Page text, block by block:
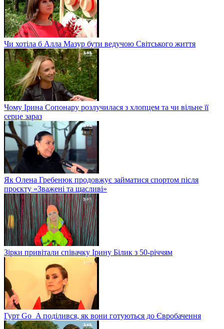
Чи хотіла б Алла Мазур бути ведучою Світського життя
Чому Ірина Сопонару розлучилася з хлопцем та чи вільне її
серце зараз
Як Олена Гребенюк продовжує займатися спортом після
проєкту «Зважені та щасливі»
Зірки привітали співачку Ірину Білик з 50-річчям
Гурт Go_A поділився, як вони готуються до Євробачення